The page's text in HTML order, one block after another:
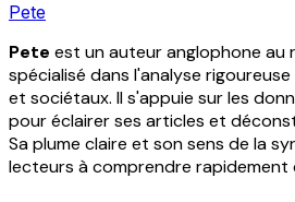
Pete
Pete est un auteur anglophone au
spécialisé dans l'analyse
et sociétaux. Il s'appuie sur les
pour éclairer ses articles et
Sa plume claire et son sens de la
lecteurs à comprendre rapidement